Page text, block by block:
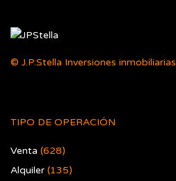
© J.P.Stella Inversiones inmobiliarias
TIPO DE OPERACIÓN
Venta (628)
Alquiler (135)